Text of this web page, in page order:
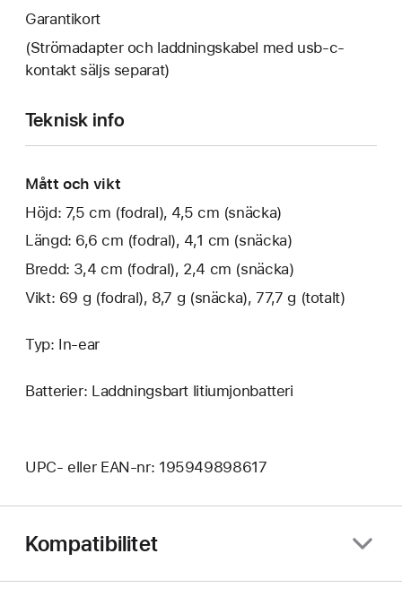
Garantikort
(Strömadapter och laddningskabel med usb-c-
kontakt säljs separat)
Teknisk info
Mått och vikt
Höjd: 7,5 cm (fodral), 4,5 cm (snäcka)
Längd: 6,6 cm (fodral), 4,1 cm (snäcka)
Bredd: 3,4 cm (fodral), 2,4 cm (snäcka)
Vikt: 69 g (fodral), 8,7 g (snäcka), 77,7 g (totalt)
Typ: In-ear
Batterier: Laddningsbart litiumjonbatteri
UPC- eller EAN-nr: 195949898617
Kompatibilitet